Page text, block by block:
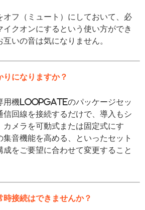
オフ（ミュート）にしておいて、必
イクオンにするという使い方ができ
互いの音は気になりません。
りになりますか？
用機LoopGateのパッケージセッ
信回線を接続するだけで、導入もシ
カメラを可動式または固定式にす
集音機能を高める、といったセット
成をご要望に合わせて変更すること
時接続はできませんか？